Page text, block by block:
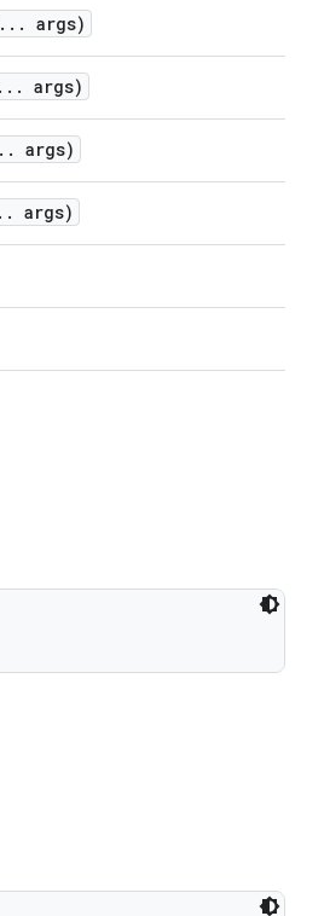
. . . args)
. . . args)
. . args)
. . args)